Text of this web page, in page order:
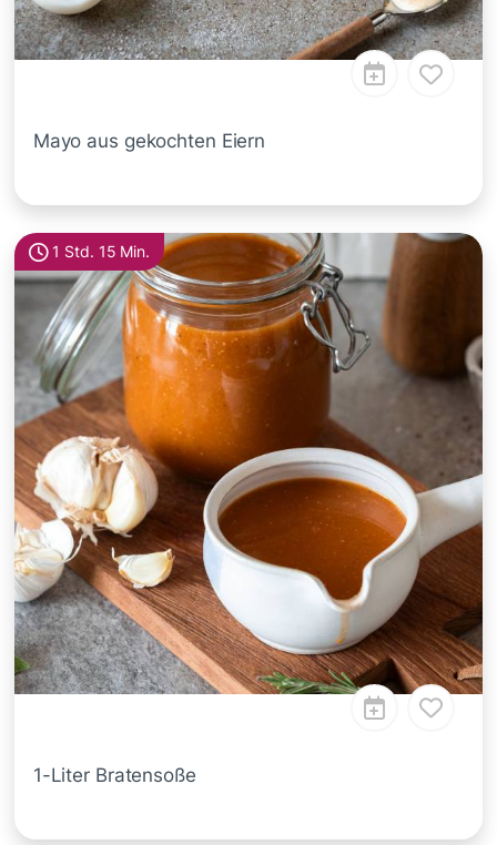
Mayo aus gekochten Eiern
1 Std. 15 Min.
1-Liter Bratensoße